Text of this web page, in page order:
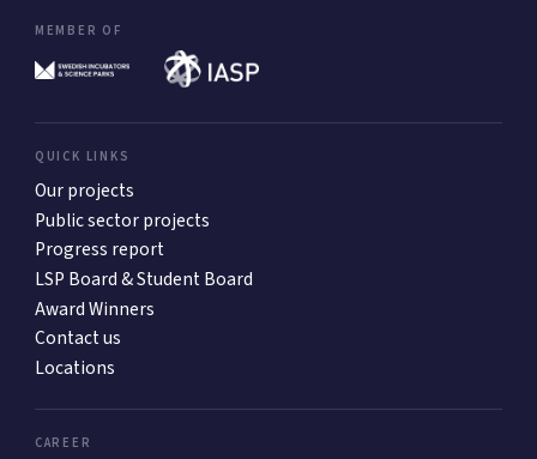
MEMBER OF
QUICK LINKS
Our projects
Public sector projects
Progress report
LSP Board & Student Board
Award Winners
Contact us
Locations
CAREER